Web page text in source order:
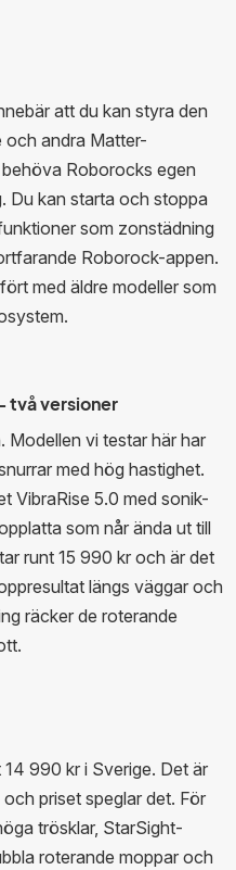
att du kan styra den
och andra Matter-
Roborocks egen
Du kan starta och stoppa
som zonstädning
Roborock-appen.
med äldre modeller som
två versioner
vi testar här har
med hög hastighet.
VibraRise 5.0 med sonik-
som når ända ut till
runt 15 990 kr och är det
längs väggar och
räcker de roterande
990 kr i Sverige. Det är
priset speglar det. För
trösklar, StarSight-
roterande moppar och